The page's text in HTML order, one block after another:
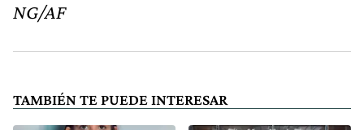
NG/AF
TAMBIÉN TE PUEDE INTERESAR